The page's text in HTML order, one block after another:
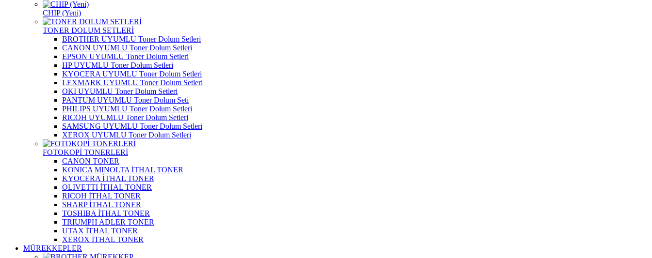
CHIP (Yeni)
TONER DOLUM SETLERİ
BROTHER UYUMLU Toner Dolum Setleri
CANON UYUMLU Toner Dolum Setleri
EPSON UYUMLU Toner Dolum Setleri
HP UYUMLU Toner Dolum Setleri
KYOCERA UYUMLU Toner Dolum Setleri
LEXMARK UYUMLU Toner Dolum Setleri
OKI UYUMLU Toner Dolum Setleri
PANTUM UYUMLU Toner Dolum Seti
PHILIPS UYUMLU Toner Dolum Setleri
RICOH UYUMLU Toner Dolum Setleri
SAMSUNG UYUMLU Toner Dolum Setleri
XEROX UYUMLU Toner Dolum Setleri
FOTOKOPİ TONERLERİ
CANON TONER
KONICA MINOLTA İTHAL TONER
KYOCERA İTHAL TONER
OLIVETTI İTHAL TONER
RICOH İTHAL TONER
SHARP İTHAL TONER
TOSHIBA İTHAL TONER
TRIUMPH ADLER TONER
UTAX İTHAL TONER
XEROX İTHAL TONER
MÜREKKEPLER